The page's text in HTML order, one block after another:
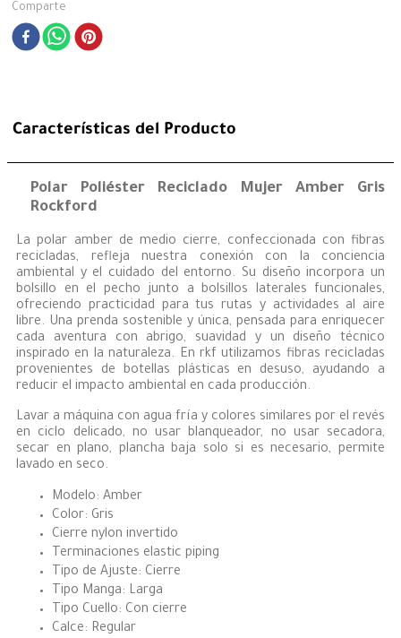
Comparte
Características del Producto
Polar Poliéster Reciclado Mujer Amber Gris
Rockford
La polar amber de medio cierre, confeccionada con fibras
recicladas, refleja nuestra conexión con la conciencia
ambiental y el cuidado del entorno. Su diseño incorpora un
bolsillo en el pecho junto a bolsillos laterales funcionales,
ofreciendo practicidad para tus rutas y actividades al aire
libre. Una prenda sostenible y única, pensada para enriquecer
cada aventura con abrigo, suavidad y un diseño técnico
inspirado en la naturaleza. En rkf utilizamos fibras recicladas
provenientes de botellas plásticas en desuso, ayudando a
reducir el impacto ambiental en cada producción.
Lavar a máquina con agua fría y colores similares por el revés
en ciclo delicado, no usar blanqueador, no usar secadora,
secar en plano, plancha baja solo si es necesario, permite
lavado en seco.
Modelo: Amber
Color: Gris
Cierre nylon invertido
Terminaciones elastic piping
Tipo de Ajuste: Cierre
Tipo Manga: Larga
Tipo Cuello: Con cierre
Calce: Regular